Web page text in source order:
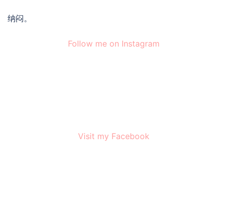
纳闷。
Follow me on Instagram
Visit my Facebook